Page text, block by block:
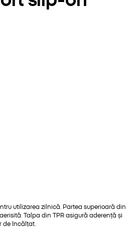
utilizarea zilnică. Partea superioară din
Talpa din TPR asigură aderență și
de încălțat.